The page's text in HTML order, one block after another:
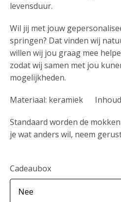
levensduur.
Wil jij met jouw
springen? Dat vinden wij
willen wij jou graag mee
zodat wij samen met jou
mogelijkheden.
Materiaal: keramiek
Standaard worden de
je wat anders wil, neem
Cadeaubox